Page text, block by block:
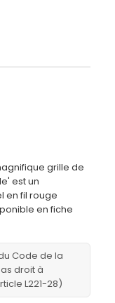
grille de
est un
en fil rouge
en fiche
Code de la
droit à
L221-28)